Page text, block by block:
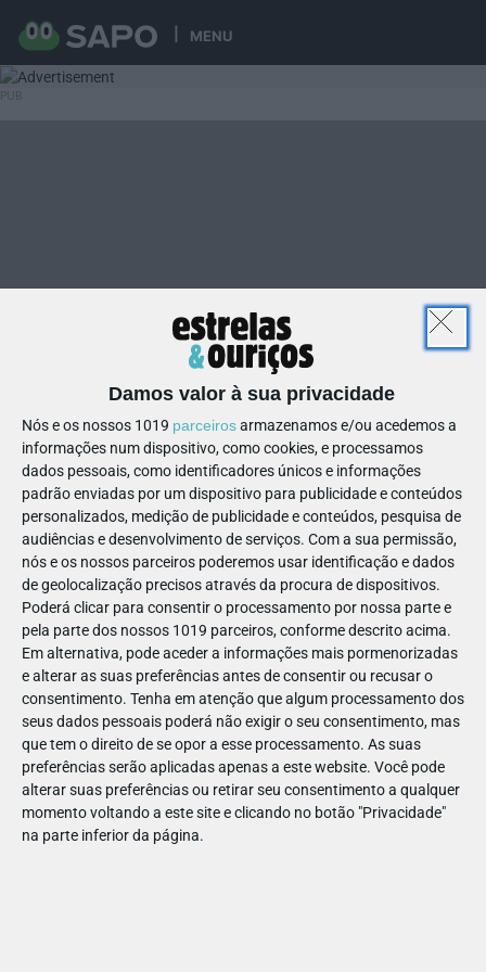
MENU
Damos valor à sua privacidade
Nós e os nossos 1019 parceirosarmazenamos e/ou acedemos a
informações num dispositivo, como cookies, e processamos
dados pessoais, como identificadores únicos e informações
padrão enviadas por um dispositivo para publicidade e conteúdos
personalizados, medição de publicidade e conteúdos, pesquisa de
audiências e desenvolvimento de serviços. Com a sua permissão,
nós e os nossos parceiros poderemos usar identificação e dados
de geolocalização precisos através da procura de dispositivos.
Poderá clicar para consentir o processamento por nossa parte e
pela parte dos nossos 1019 parceiros, conforme descrito acima.
Em alternativa, pode aceder a informações mais pormenorizadas
e alterar as suas preferências antes de consentir ou recusar o
consentimento. Tenha em atenção que algum processamento dos
seus dados pessoais poderá não exigir o seu consentimento, mas
que tem o direito de se opor a esse processamento. As suas
preferências serão aplicadas apenas a este website. Você pode
alterar suas preferências ou retirar seu consentimento a qualquer
momento voltando a este site e clicando no botão "Privacidade"
na parte inferior da página.
17
468341530356300